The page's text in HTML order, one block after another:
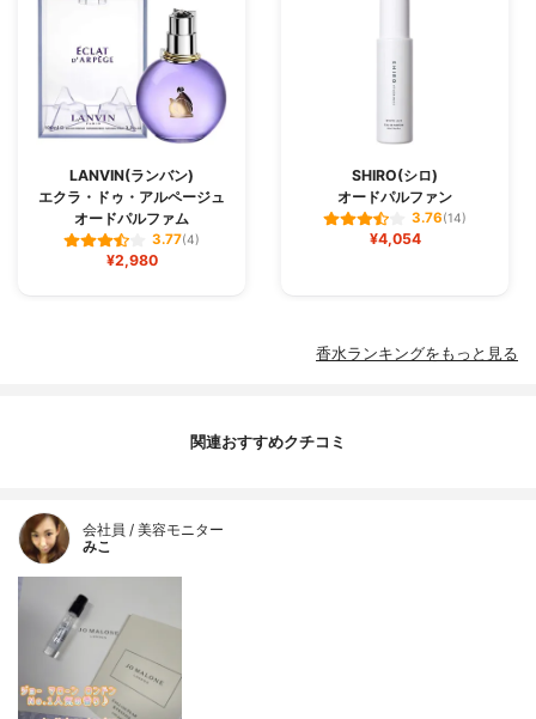
LANVIN(ランバン)
エクラ・ドゥ・アルページュ
オードパルファム
3.77(4)
¥2,980
SHIRO(シロ)
オードパルファン
3.76(14)
¥4,054
香水ランキングをもっと見る
関連おすすめクチコミ
会社員 / 美容モニター
みこ